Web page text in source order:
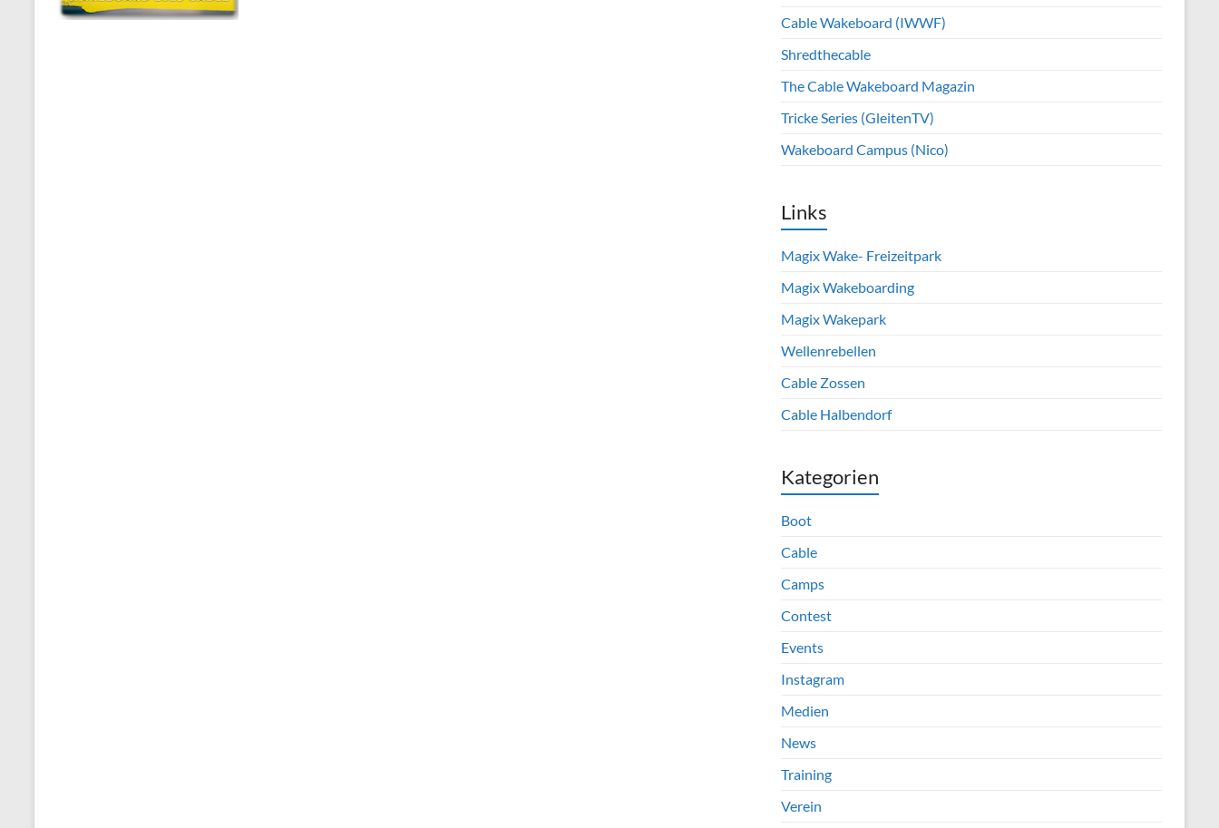
Cable Wakeboard (IWWF)
Shredthecable
The Cable Wakeboard Magazin
Tricke Series (GleitenTV)
Wakeboard Campus (Nico)
Links
Magix Wake- Freizeitpark
Magix Wakeboarding
Magix Wakepark
Wellenrebellen
Cable Zossen
Cable Halbendorf
Kategorien
Boot
Cable
Camps
Contest
Events
Instagram
Medien
News
Training
Verein